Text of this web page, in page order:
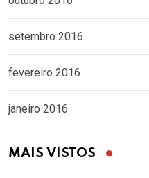
setembro 2016
fevereiro 2016
janeiro 2016
MAIS VISTOS